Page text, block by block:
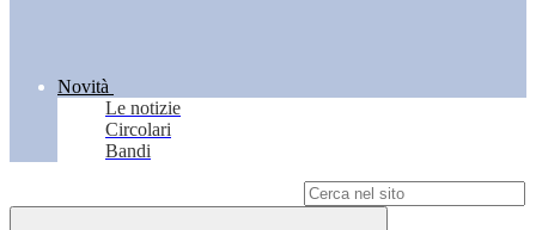
Novità
Le notizie
Circolari
Bandi